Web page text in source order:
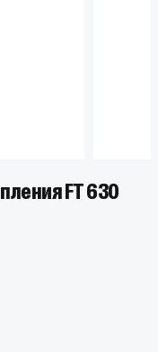
FT 630